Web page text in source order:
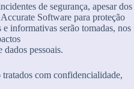
de segurança, apesar dos
Software para proteção
informativas serão tomadas, nos
pessoais.
tratados com confidencialidade,